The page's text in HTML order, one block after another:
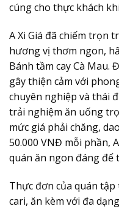
cúng cho thực khách
A Xi Giá đã chiếm trọn
hương vị thơm ngon,
Bánh tầm cay Cà Mau.
gây thiện cảm với
chuyên nghiệp và thái
trải nghiệm ăn uống
mức giá phải chăng,
50.000 VNĐ mỗi phần,
quán ăn ngon đáng để
Thực đơn của quán
cari, ăn kèm với đa